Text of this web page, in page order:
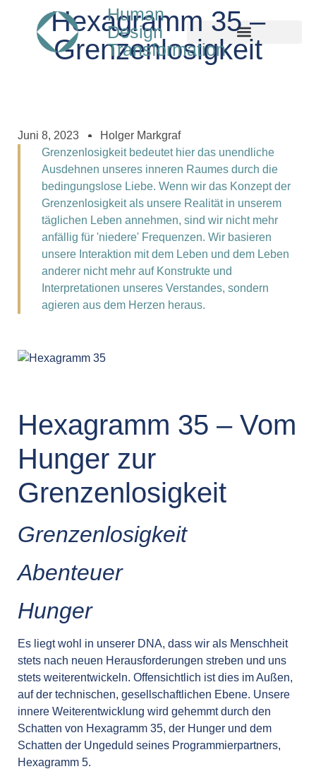
Human
Design
Transformation
Hexagramm 35 –
Grenzenlosigkeit
Juni 8, 2023
Holger Markgraf
Grenzenlosigkeit bedeutet hier das unendliche
Ausdehnen unseres inneren Raumes durch die
bedingungslose Liebe. Wenn wir das Konzept der
Grenzenlosigkeit als unsere Realität in unserem
täglichen Leben annehmen, sind wir nicht mehr
anfällig für 'niedere' Frequenzen. Wir basieren
unsere Interaktion mit dem Leben und dem Leben
anderer nicht mehr auf Konstrukte und
Interpretationen unseres Verstandes, sondern
agieren aus dem Herzen heraus.
Hexagramm 35 – Vom
Hunger zur
Grenzenlosigkeit
Grenzenlosigkeit
Abenteuer
Hunger
Es liegt wohl in unserer DNA, dass wir als Menschheit
stets nach neuen Herausforderungen streben und uns
stets weiterentwickeln. Offensichtlich ist dies im Außen,
auf der technischen, gesellschaftlichen Ebene. Unsere
innere Weiterentwicklung wird gehemmt durch den
Schatten von Hexagramm 35, der Hunger und dem
Schatten der Ungeduld seines Programmierpartners,
Hexagramm 5.